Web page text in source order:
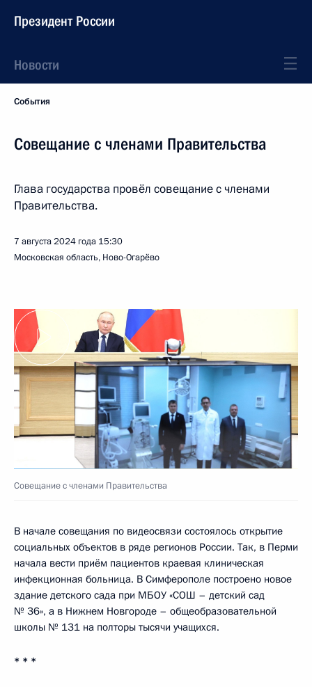
Президент России
Новости
События
Совещание с членами Правительства
Глава государства провёл совещание с членами
Правительства.
7 августа 2024 года 15:30
Московская область, Ново-Огарёво
Совещание с членами Правительства
В начале совещания по видеосвязи состоялось открытие
социальных объектов в ряде регионов России. Так, в Перми
начала вести приём пациентов краевая клиническая
инфекционная больница. В Симферополе построено новое
здание детского сада при МБОУ «СОШ – детский сад
№ 36», а в Нижнем Новгороде – общеобразовательной
школы № 131 на полторы тысячи учащихся.
* * *